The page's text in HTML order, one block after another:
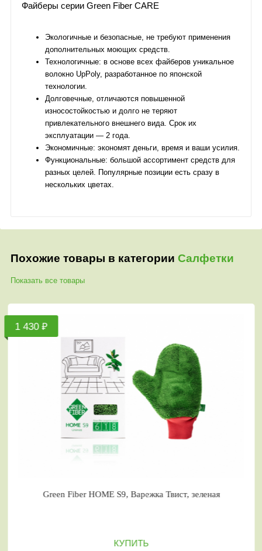
Файберы серии Green Fiber CARE
Экологичные и безопасные, не требуют применения
дополнительных моющих средств.
Технологичные: в основе всех файберов уникальное
волокно UpPoly, разработанное по японской
технологии.
Долговечные, отличаются повышенной
износостойкостью и долго не теряют
привлекательного внешнего вида. Срок их
эксплуатации — 2 года.
Экономичные: экономят деньги, время и ваши усилия.
Функциональные: большой ассортимент средств для
разных целей. Популярные позиции есть сразу в
нескольких цветах.
Похожие товары в категории Салфетки
Показать все товары
430 ₽
Green Fiber HOME S9, Варежка Твист, зеленая
КУПИТЬ